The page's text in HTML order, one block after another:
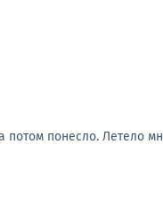
понесло. Летело